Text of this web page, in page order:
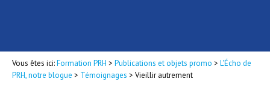
Vous êtes ici:Formation PRH > Publications et objets promo > L'Écho de
PRH, notre blogue > Témoignages > Vieillir autrement